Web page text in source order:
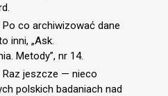
Po co archiwizować dane
inni, „Ask.
Metody”, nr 14.
Raz jeszcze — nieco
polskich badaniach nad